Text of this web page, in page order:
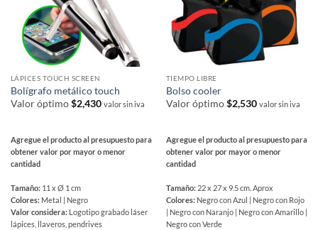
LÁPICES TOUCH SCREEN
Bolígrafo metálico touch
Valor óptimo$2,430 valor sin iva
Agregue el producto al presupuesto para
obtener valor por mayor o menor
cantidad
Tamaño: 11 x Ø 1 cm
Colores: Metal | Negro
Valor considera: Logotipo grabado láser
lápices, llaveros, pendrives
TIEMPO LIBRE
Bolso cooler
Valor óptimo$2,530 valor sin iva
Agregue el producto al presupuesto para
obtener valor por mayor o menor
cantidad
Tamaño: 22 x 27 x 9.5 cm. Aprox
Colores: Negro con Azul | Negro con Rojo
| Negro con Naranjo | Negro con Amarillo |
Negro con Verde